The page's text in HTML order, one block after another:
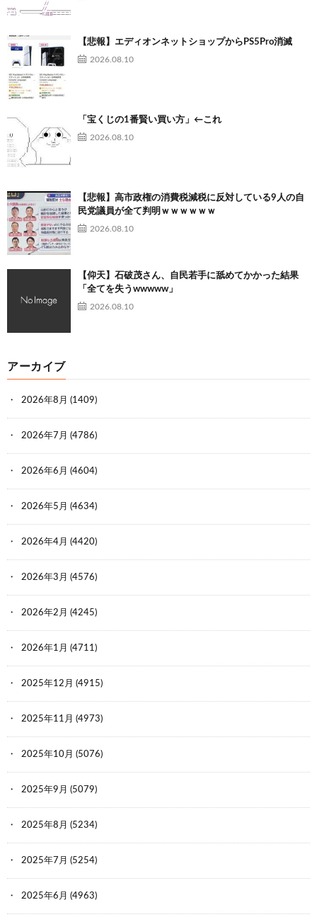
【悲報】エディオンネットショップからPS5Pro消滅
2026.08.10
「宝くじの1番賢い買い方」←これ
2026.08.10
【悲報】高市政権の消費税減税に反対している9人の自
民党議員が全て判明ｗｗｗｗｗｗ
2026.08.10
【仰天】石破茂さん、自民若手に舐めてかかった結果
「全てを失うwwwww」
2026.08.10
アーカイブ
2026年8月 (1409)
2026年7月 (4786)
2026年6月 (4604)
2026年5月 (4634)
2026年4月 (4420)
2026年3月 (4576)
2026年2月 (4245)
2026年1月 (4711)
2025年12月 (4915)
2025年11月 (4973)
2025年10月 (5076)
2025年9月 (5079)
2025年8月 (5234)
2025年7月 (5254)
2025年6月 (4963)